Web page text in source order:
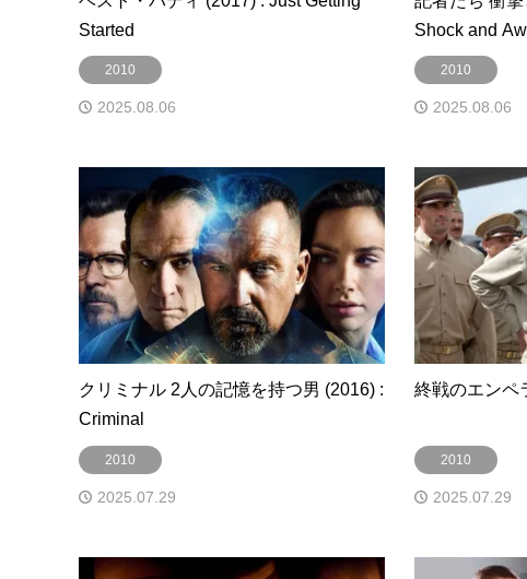
Started
2010
2025.08.06
Shock and
2010
2025.08.06
クリミナル 2人の記憶を持つ男 (2016) :
Criminal
2010
2025.07.29
終戦のエンペ
2010
2025.07.29